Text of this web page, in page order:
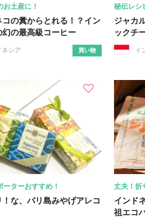
お土産に！
コの糞からとれる！？イン
幻の最高級コーヒー
ネシア 買い物
秘伝レシ
ジャカ
ックチ
イ
ーターおすすめ！
！な、バリ島みやげアレコ
丈夫！折
インド
祖エコ